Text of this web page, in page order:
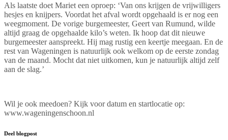
Als laatste doet Mariet een oproep: ‘Van ons krijgen de vrijwilligers
hesjes en knijpers. Voordat het afval wordt opgehaald is er nog een
weegmoment. De vorige burgemeester, Geert van Rumund, wilde
altijd graag de opgehaalde kilo’s weten. Ik hoop dat dit nieuwe
burgemeester aanspreekt. Hij mag rustig een keertje meegaan. En de
rest van Wageningen is natuurlijk ook welkom op de eerste zondag
van de maand. Mocht dat niet uitkomen, kun je natuurlijk altijd zelf
aan de slag.’
Wil je ook meedoen? Kijk voor datum en startlocatie op:
www.wageningenschoon.nl
Deel blogpost